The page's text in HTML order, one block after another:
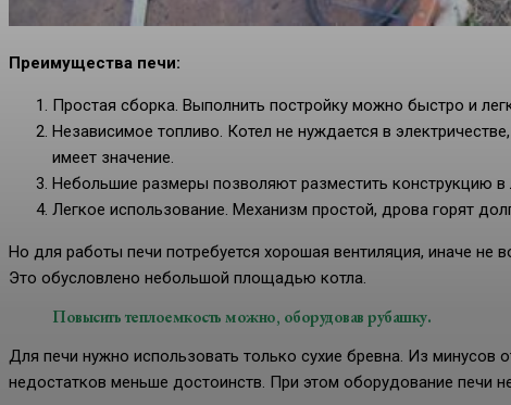
Преимущества печи:
Простая сборка. Выполнить постройку можно быстро и
Независимое топливо. Котел не нуждается в
имеет значение.
Небольшие размеры позволяют разместить конструкцию
Легкое использование. Механизм простой, дрова горят
Но для работы печи потребуется хорошая вентиляция, иначе не
Это обусловлено небольшой площадью котла.
Повысить теплоемкость можно, оборудовав рубашку.
Для печи нужно использовать только сухие бревна. Из
недостатков меньше достоинств. При этом оборудование печи